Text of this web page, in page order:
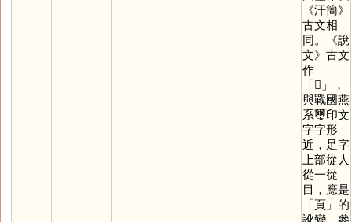
《汗簡》
古文相
同。《說
文》古文
作
「𠍺 」，
與戰國燕
系璽印文
字字形
近，足字
上部從人
從一從
目，應是
「頁」的
訛變。參